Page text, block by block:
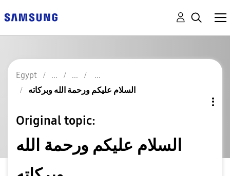
Egypt
السلام عليكم ورحمة الله وبركاته
Original topic:
السلام عليكم ورحمة الله